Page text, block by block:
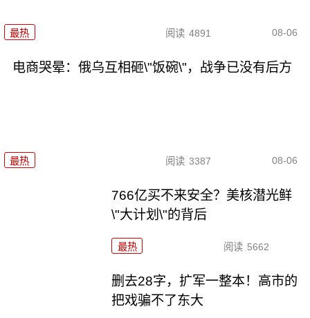
最热 阅读 4891 08-06
电商哭晕：俄乌互相砸\"饭碗\"，战争已没有后方
最热 阅读 3387 08-06
766亿买不来安全？美核潜光鲜
\"大计划\"的背后
最热 阅读 5662
删去28字，扩军一整本！高市的
把戏骗不了东大